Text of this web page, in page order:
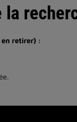
la
retirer) :